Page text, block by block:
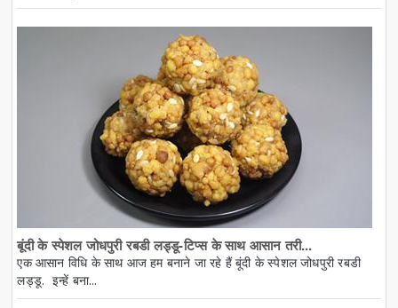
बूंदी के स्पेशल जोधपुरी रबडी लड्डू-टिप्स के साथ आसान तरी...
एक आसान विधि के साथ आज हम बनाने जा रहे हैं बूंदी के स्पेशल जोधपुरी रबडी
लड्डू. इन्हें बना...